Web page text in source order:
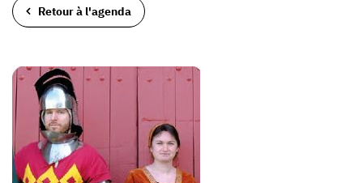
Retour à l'agenda